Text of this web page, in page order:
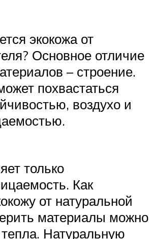
экокожа от
Основное отличие
– строение.
похвастаться
воздухо и
только
Как
от натуральной
материалы можно
Натуральную